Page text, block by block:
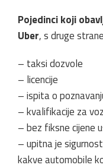
Pojedinci koji
Uber, s druge
– taksi dozvole
– licencije
– ispita o
– kvalifikacije za
– bez fiksne cijene
– upitna je
kakve automobile